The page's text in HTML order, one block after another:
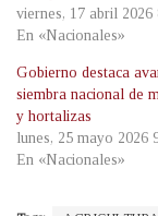
viernes, 17 abril 2026
En «Nacionales»
Gobierno destaca
siembra nacional de
y hortalizas
lunes, 25 mayo 2026
En «Nacionales»